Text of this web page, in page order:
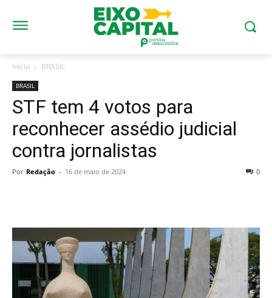
Início BRASIL
BRASIL
STF tem 4 votos para
reconhecer assédio judicial
contra jornalistas
Por Redação - 16 de maio de 2024 0